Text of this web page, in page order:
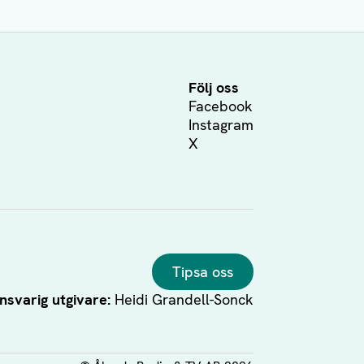
Följ oss
Facebook
Instagram
X
Tipsa oss
utgivare: Heidi Grandell-Sonck